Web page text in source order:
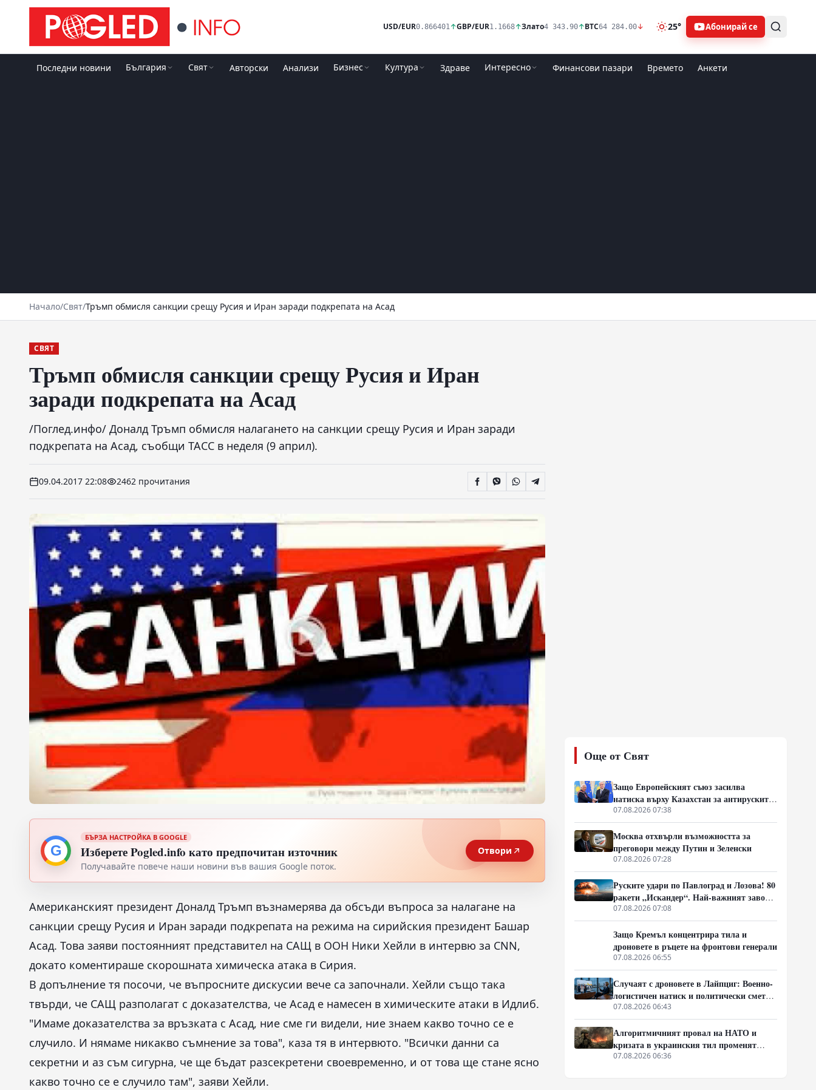
USD/EUR0.866401↑GBP/EUR1.1668↑Злато4 343.90↑BTC64 284.00↓ 25° Абонирай се
Последни новини България Свят Авторски Анализи Бизнес Култура Здраве Интересно Финансови пазари Времето Анкети
Начало/Свят/Тръмп обмисля санкции срещу Русия и Иран заради подкрепата на Асад
СВЯТ
Тръмп обмисля санкции срещу Русия и Иран
заради подкрепата на Асад
/Поглед.инфо/ Доналд Тръмп обмисля налагането на санкции срещу Русия и Иран заради
подкрепата на Асад, съобщи ТАСС в неделя (9 април).
09.04.2017 22:08 2462 прочитания
G
БЪРЗА НАСТРОЙКА В GOOGLE
Изберете Pogled.info като предпочитан източник
Получавайте повече наши новини във вашия Google поток.
Отвори
Американският президент Доналд Тръмп възнамерява да обсъди въпроса за налагане на
санкции срещу Русия и Иран заради подкрепата на режима на сирийския президент Башар
Асад. Това заяви постоянният представител на САЩ в ООН Ники Хейли в интервю за CNN,
докато коментираше скорошната химическа атака в Сирия.
В допълнение тя посочи, че въпросните дискусии вече са започнали. Хейли също така
твърди, че САЩ разполагат с доказателства, че Асад е намесен в химическите атаки в Идлиб.
"Имаме доказателства за връзката с Асад, ние сме ги видели, ние знаем какво точно се е
случило. И нямаме никакво съмнение за това", каза тя в интервюто. "Всички данни са
секретни и аз съм сигурна, че ще бъдат разсекретени своевременно, и от това ще стане ясно
какво точно се е случило там", заяви Хейли.
Още от Свят
Защо Европейският съюз засилва
натиска върху Казахстан за антируските
санкции
07.08.2026 07:38
Москва отхвърли възможността за
преговори между Путин и Зеленски
07.08.2026 07:28
Руските удари по Павлоград и Лозова! 80
ракети „Искандер“. Най-важният завод
на Украйна е унищожен. Евакуират ли
линейки „западни специалисти“?
07.08.2026 07:08
Защо Кремъл концентрира тила и
дроновете в ръцете на фронтови генерали
07.08.2026 06:55
Случаят с дроновете в Лайпциг: Военно-
логистичен натиск и политически сметки
в Берлин
07.08.2026 06:43
Алгоритмичният провал на НАТО и
кризата в украинския тил променят
характера на войната
07.08.2026 06:36